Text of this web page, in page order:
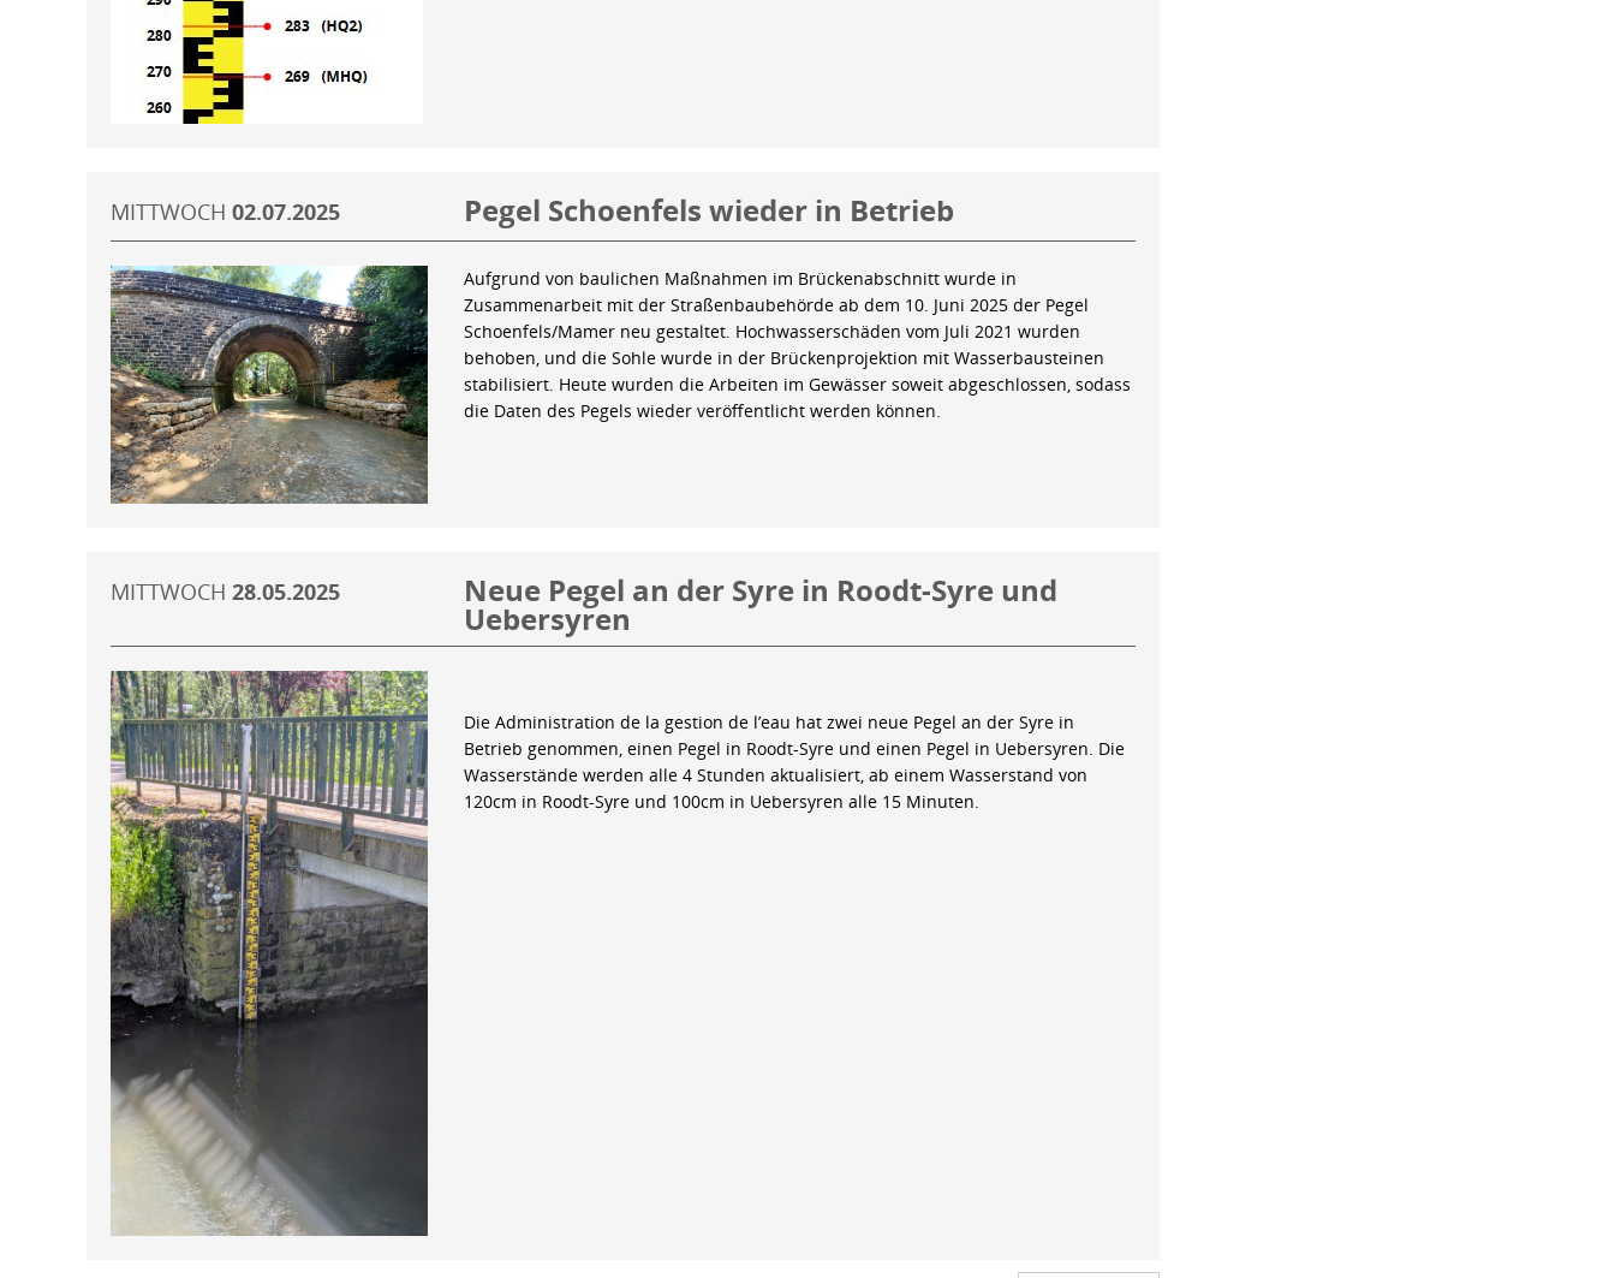
MITTWOCH 02.07.2025 Pegel Schoenfels wieder in Betrieb
Aufgrund von baulichen Maßnahmen im Brückenabschnitt wurde in
Zusammenarbeit mit der Straßenbaubehörde ab dem 10. Juni 2025 der Pegel
Schoenfels/Mamer neu gestaltet. Hochwasserschäden vom Juli 2021 wurden
behoben, und die Sohle wurde in der Brückenprojektion mit Wasserbausteinen
stabilisiert. Heute wurden die Arbeiten im Gewässer soweit abgeschlossen, sodass
die Daten des Pegels wieder veröffentlicht werden können.
MITTWOCH 28.05.2025 Neue Pegel an der Syre in Roodt-Syre und
Uebersyren
Die Administration de la gestion de l’eau hat zwei neue Pegel an der Syre in
Betrieb genommen, einen Pegel in Roodt-Syre und einen Pegel in Uebersyren. Die
Wasserstände werden alle 4 Stunden aktualisiert, ab einem Wasserstand von
120cm in Roodt-Syre und 100cm in Uebersyren alle 15 Minuten.